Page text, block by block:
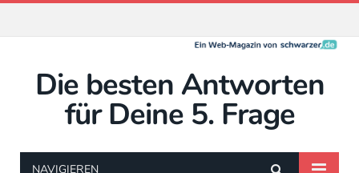
Die besten Antworten
für Deine 5. Frage
NAVIGIEREN